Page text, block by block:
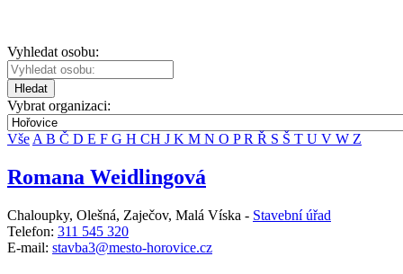
Vyhledat osobu:
Hledat
Vybrat organizaci:
Vše A B Č D E F G H CH J K M N O PR Ř S Š T U V W Z
Romana Weidlingová
Chaloupky, Olešná, Zaječov, Malá Víska - Stavební úřad
Telefon: 311 545 320
E-mail: stavba3@mesto-horovice.cz